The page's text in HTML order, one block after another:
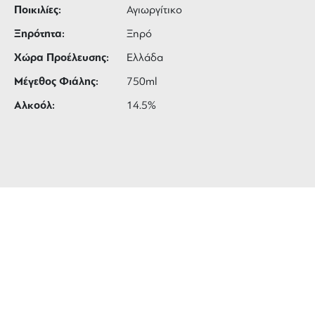
Ποικιλίες: Αγιωργίτικο
Ξηρότητα: Ξηρό
Χώρα Προέλευσης: Ελλάδα
Μέγεθος Φιάλης: 750ml
Αλκοόλ: 14.5%